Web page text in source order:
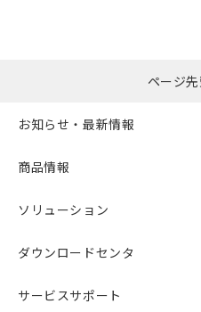
この製品の
ページ
お知らせ・最新情報
商品情報
ソリューション
ダウンロードセンタ
サービスサポート